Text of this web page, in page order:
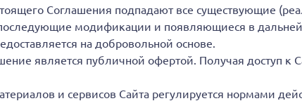
Соглашения подпадают все существующие
модификации и появляющиеся в
на добровольной основе.
является публичной офертой. Получая доступ к
и сервисов Сайта регулируется нормами